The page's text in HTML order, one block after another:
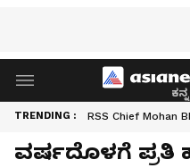
TRENDING : RSS Chief Mohan
ವರ್ಷದೊಳಗೆ ಪ್ರತಿ